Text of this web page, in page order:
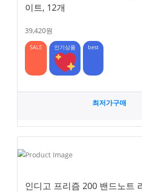
이트, 12개
39,420원
SALE 인기상품 best
최저가구매
인디고 프리즘 200 밴드노트